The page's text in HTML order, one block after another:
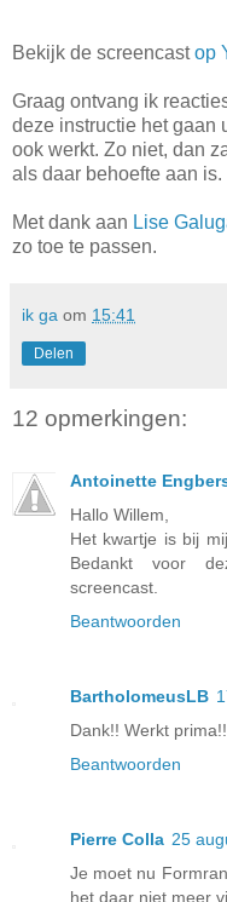
Bekijk de screencastop
Graag ontvang ik
deze instructie het gaan
ook werkt. Zo niet, dan
als daar behoefte aan is.
Met dank aan Lise
zo toe te passen.
ik ga om 15:41
Delen
12 opmerkingen:
Antoinette
Hallo Willem,
Het kwartje is bij
Bedankt voor
screencast.
Beantwoorden
BartholomeusLB
Dank!! Werkt prima!!
Beantwoorden
Pierre Colla 25
Je moet nu
het daar niet meer